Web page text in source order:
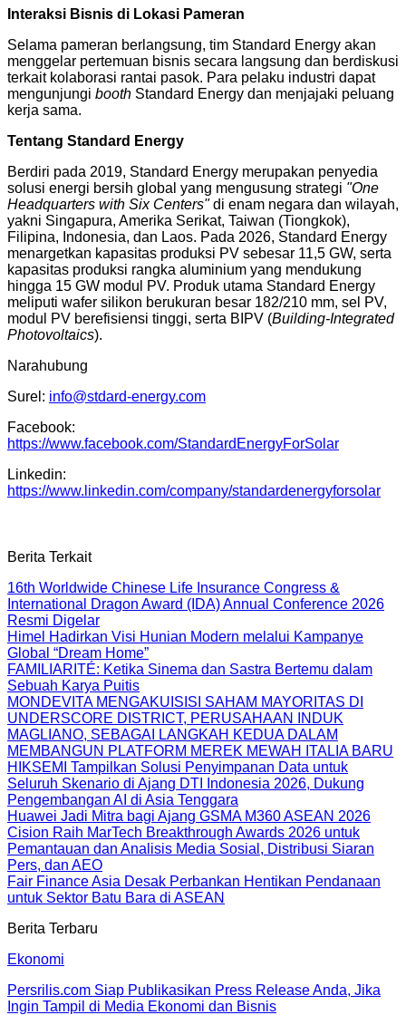
Interaksi Bisnis di Lokasi Pameran
Selama pameran berlangsung, tim Standard Energy akan
menggelar pertemuan bisnis secara langsung dan berdiskusi
terkait kolaborasi rantai pasok. Para pelaku industri dapat
mengunjungi booth Standard Energy dan menjajaki peluang
kerja sama.
Tentang Standard Energy
Berdiri pada 2019, Standard Energy merupakan penyedia
solusi energi bersih global yang mengusung strategi "One
Headquarters with Six Centers"di enam negara dan wilayah,
yakni Singapura, Amerika Serikat, Taiwan (Tiongkok),
Filipina, Indonesia, dan Laos. Pada 2026, Standard Energy
menargetkan kapasitas produksi PV sebesar 11,5 GW, serta
kapasitas produksi rangka aluminium yang mendukung
hingga 15 GW modul PV. Produk utama Standard Energy
meliputi wafer silikon berukuran besar 182/210 mm, sel PV,
modul PV berefisiensi tinggi, serta BIPV (Building-Integrated
Photovoltaics).
Narahubung
Surel: info@stdard-energy.com
Facebook:
https://www.facebook.com/StandardEnergyForSolar
Linkedin:
https://www.linkedin.com/company/standardenergyforsolar
Berita Terkait
16th Worldwide Chinese Life Insurance Congress &
International Dragon Award (IDA) Annual Conference 2026
Resmi Digelar
Himel Hadirkan Visi Hunian Modern melalui Kampanye
Global “Dream Home”
FAMILIARITÉ: Ketika Sinema dan Sastra Bertemu dalam
Sebuah Karya Puitis
MONDEVITA MENGAKUISISI SAHAM MAYORITAS DI
UNDERSCORE DISTRICT, PERUSAHAAN INDUK
MAGLIANO, SEBAGAI LANGKAH KEDUA DALAM
MEMBANGUN PLATFORM MEREK MEWAH ITALIA BARU
HIKSEMI Tampilkan Solusi Penyimpanan Data untuk
Seluruh Skenario di Ajang DTI Indonesia 2026, Dukung
Pengembangan AI di Asia Tenggara
Huawei Jadi Mitra bagi Ajang GSMA M360 ASEAN 2026
Cision Raih MarTech Breakthrough Awards 2026 untuk
Pemantauan dan Analisis Media Sosial, Distribusi Siaran
Pers, dan AEO
Fair Finance Asia Desak Perbankan Hentikan Pendanaan
untuk Sektor Batu Bara di ASEAN
Berita Terbaru
Ekonomi
Persrilis.com Siap Publikasikan Press Release Anda, Jika
Ingin Tampil di Media Ekonomi dan Bisnis